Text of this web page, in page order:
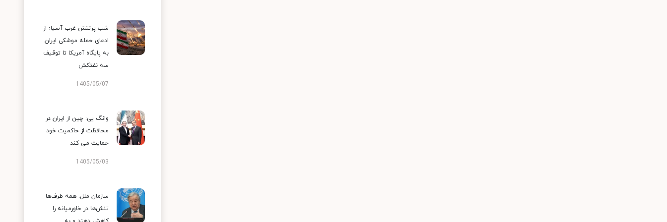
شب پرتنش غرب آسیا؛ از
ادعای حمله موشکی ایران
به پایگاه آمریکا تا توقیف
سه نفتکش
1405/05/07
وانگ یی: چین از ایران در
محافظت از حاکمیت خود
حمایت می کند
1405/05/03
سازمان ملل: همه طرف‌ها
تنش‌ها در خاورمیانه را